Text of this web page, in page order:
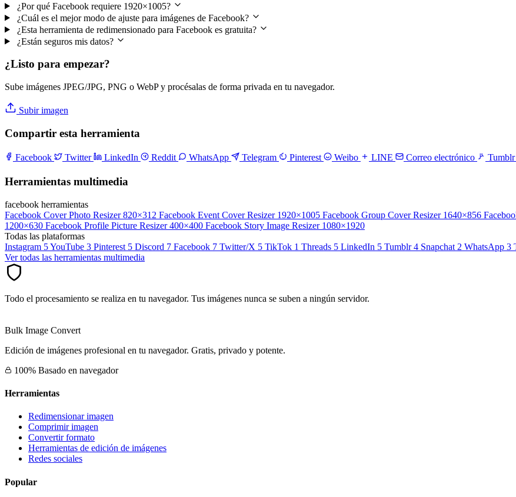
¿Por qué Facebook requiere 1920×1005?
¿Cuál es el mejor modo de ajuste para imágenes de Facebook?
¿Esta herramienta de redimensionado para Facebook es gratuita?
¿Están seguros mis datos?
¿Listo para empezar?
Sube imágenes JPEG/JPG, PNG o WebP y procésalas de forma privada en tu navegador.
Subir imagen
Compartir esta herramienta
Facebook Twitter LinkedIn Reddit WhatsApp Telegram Pinterest Weibo LINE Correo electrónico Tumblr
Herramientas multimedia
facebook herramientas
Facebook Cover Photo Resizer 820×312 Facebook Event Cover Resizer 1920×1005 Facebook Group Cover Resizer 1640×856
1200×630 Facebook Profile Picture Resizer 400×400 Facebook Story Image Resizer 1080×1920
Todas las plataformas
Instagram 5YouTube 3 Pinterest 5 Discord 7 Facebook 7 Twitter/X 5 TikTok 1 Threads 5 LinkedIn 5 Tumblr 4 Snapchat 2 WhatsApp 3
Ver todas las herramientas multimedia
Todo el procesamiento se realiza en tu navegador. Tus imágenes nunca se suben a ningún servidor.
Bulk Image Convert
Edición de imágenes profesional en tu navegador. Gratis, privado y potente.
100% Basado en navegador
Herramientas
Redimensionar imagen
Comprimir imagen
Convertir formato
Herramientas de edición de imágenes
Redes sociales
Popular